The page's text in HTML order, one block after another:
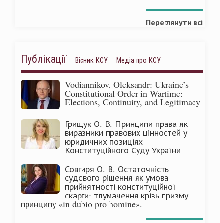
Переглянути всі
Публікації Вісник КСУ Медіа про КСУ
Vodiannikov, Oleksandr: Ukraine’s
Constitutional Order in Wartime:
Elections, Continuity, and Legitimacy
Грищук О. В. Принципи права як
виразники правових цінностей у
юридичних позиціях
Конституційного Суду України
Совгиря О. В. Остаточність
судового рішення як умова
прийнятності конституційної
скарги: тлумачення крізь призму
принципу «in dubio pro homine».